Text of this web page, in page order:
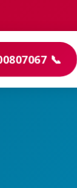
📞 0500807067